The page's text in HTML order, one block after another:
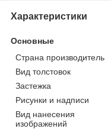
Характеристики
Основные
Страна производитель
Вид толстовок
Застежка
Рисунки и надписи
Вид нанесения
изображений